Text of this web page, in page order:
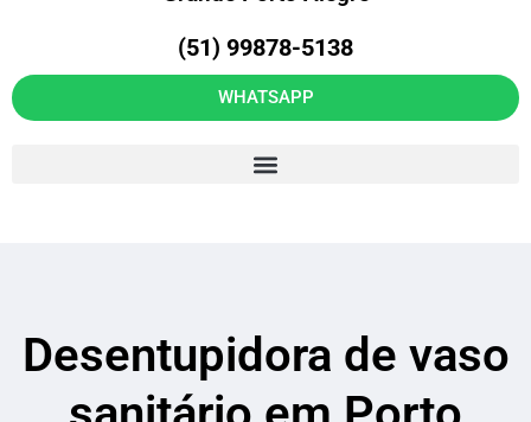
(51) 99878-5138
WHATSAPP
Desentupidora de vaso